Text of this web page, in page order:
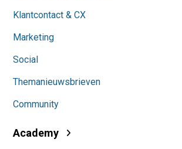
Klantcontact & CX
Marketing
Social
Themanieuwsbrieven
Community
Academy